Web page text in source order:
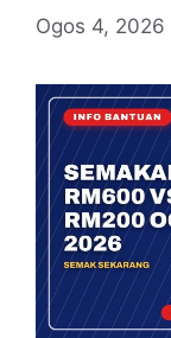
Ogos 4, 2026